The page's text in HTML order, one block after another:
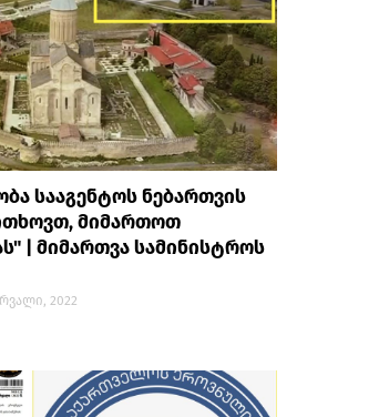
სააგენტოს ნებართვის
მიმართოთ
| მიმართვა სამინისტროს
2022